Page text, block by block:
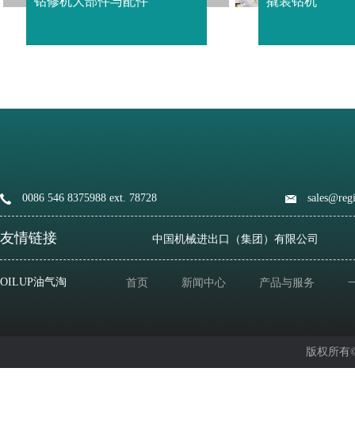
0086 546 8375988 ext. 78728
友情链接 中国机械进出口（集团）有限公司
OILUP油气淘 首页 新闻中心 产品与服务
版权所有